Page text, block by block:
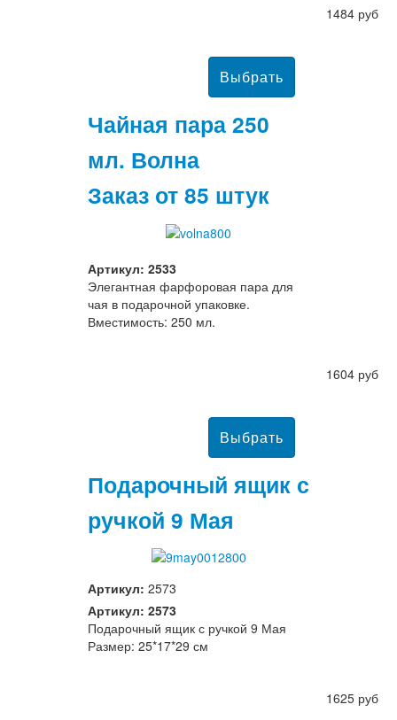
1484 руб
Чайная пара 250
мл. Волна
Заказ от 85 штук
Артикул: 2533
Элегантная фарфоровая пара для
чая в подарочной упаковке.
Вместимость: 250 мл.
1604 руб
Подарочный ящик с
ручкой 9 Мая
Артикул: 2573
Артикул: 2573
Подарочный ящик с ручкой 9 Мая
Размер: 25*17*29 см
1625 руб